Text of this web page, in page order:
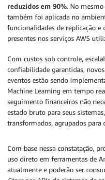
reduzidos em 90%. No
também foi aplicada no
funcionalidades de replicação
presentes nos serviços AWS
Com custos sob controle,
confiabilidade garantidas,
eventos estão sendo
Machine Learning em tempo
seguimento financeiros não
estado bruto para seus
transformados, agrupados para
Com base nessa constatação,
uso direto em ferramentas de
atualmente e poderão ser